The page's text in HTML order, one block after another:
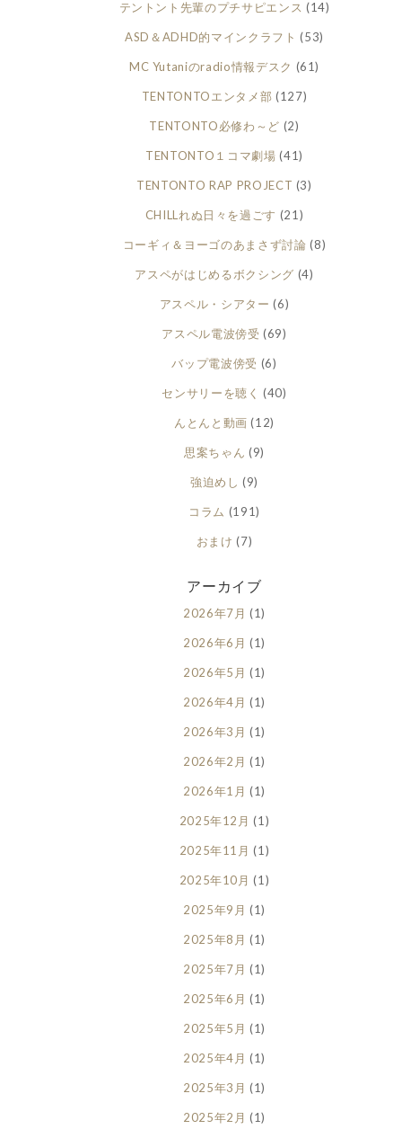
テントント先輩のプチサピエンス (14)
ASD＆ADHD的マインクラフト (53)
MC Yutaniのradio情報デスク (61)
TENTONTOエンタメ部 (127)
TENTONTO必修わ～ど (2)
TENTONTO１コマ劇場 (41)
TENTONTO RAP PROJECT (3)
CHILLれぬ日々を過ごす (21)
コーギィ＆ヨーゴのあまさず討論 (8)
アスペがはじめるボクシング (4)
アスペル・シアター (6)
アスペル電波傍受 (69)
バップ電波傍受 (6)
センサリーを聴く (40)
んとんと動画 (12)
思案ちゃん (9)
強迫めし (9)
コラム (191)
おまけ (7)
アーカイブ
2026年7月 (1)
2026年6月 (1)
2026年5月 (1)
2026年4月 (1)
2026年3月 (1)
2026年2月 (1)
2026年1月 (1)
2025年12月 (1)
2025年11月 (1)
2025年10月 (1)
2025年9月 (1)
2025年8月 (1)
2025年7月 (1)
2025年6月 (1)
2025年5月 (1)
2025年4月 (1)
2025年3月 (1)
2025年2月 (1)